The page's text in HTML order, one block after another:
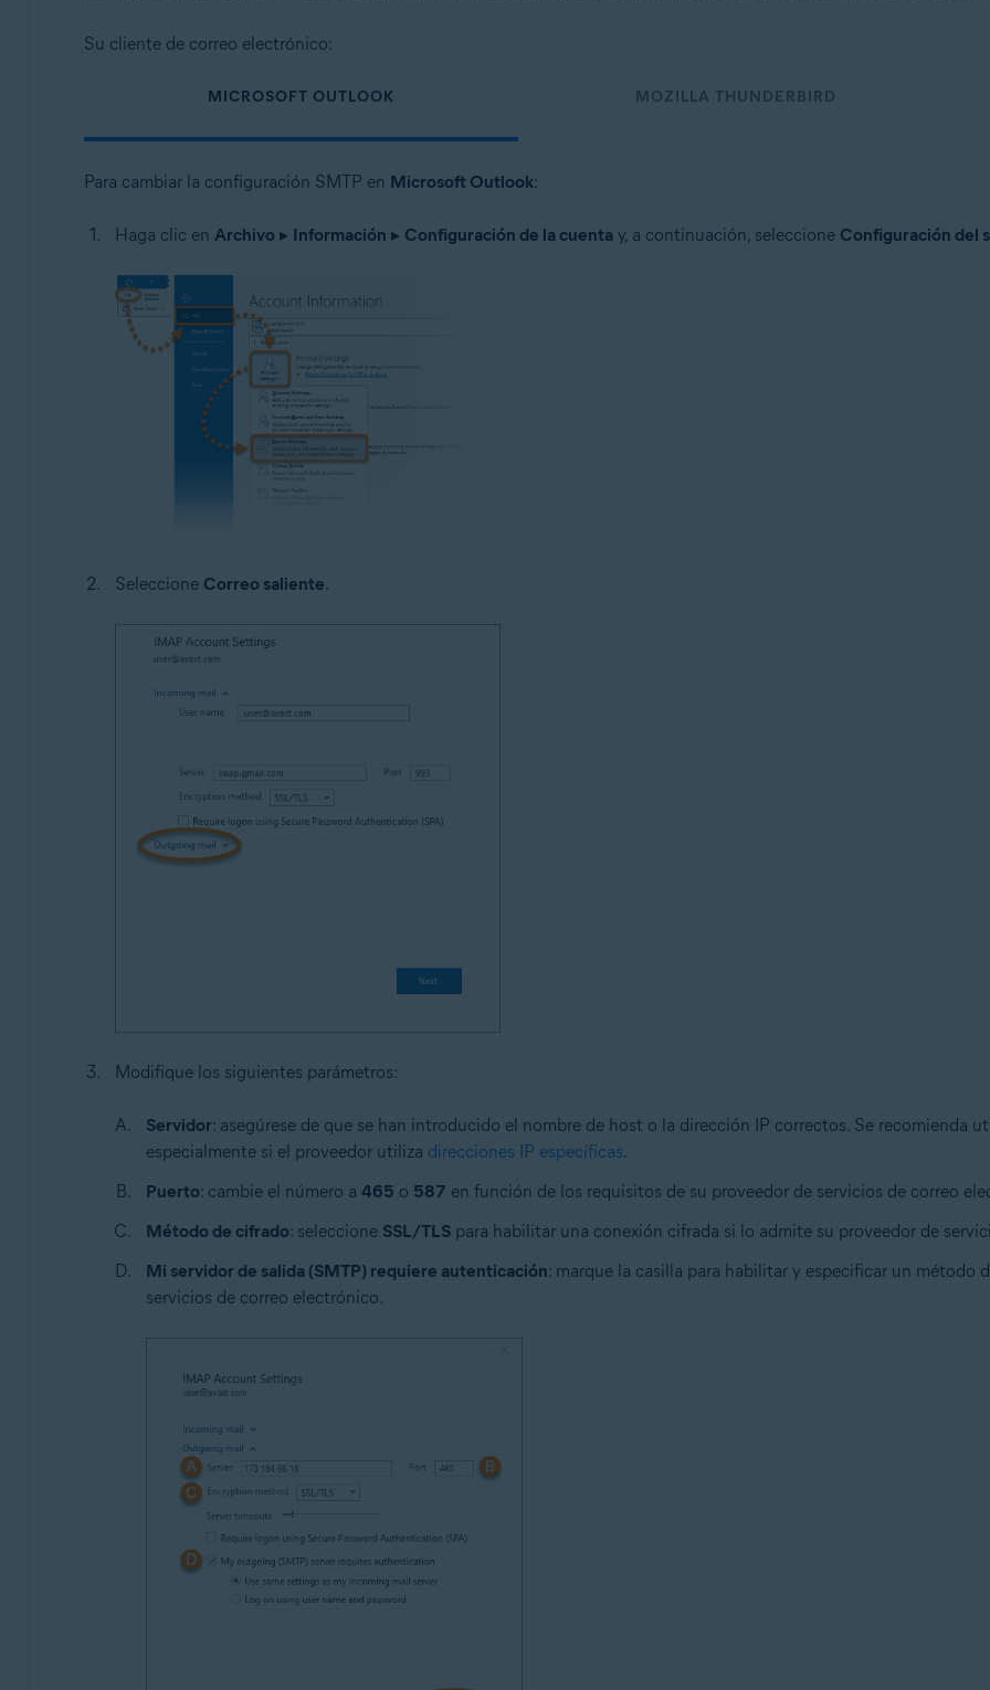
Su cliente de correo electrónico:
MICROSOFT OUTLOOK MOZILLA THUNDERBIRD
Para cambiar la configuración SMTP en Microsoft Outlook:
Haga clic en Archivo ▸ Información ▸ Configuración de la cuentay, a continuación, seleccione Configuración del
Seleccione Correo saliente.
Modifique los siguientes parámetros:
Servidor: asegúrese de que se han introducido el nombre de host o la dirección IP correctos. Se recomienda
especialmente si el proveedor utiliza direcciones IP específicas.
Puerto: cambie el número a 465 o 587 en función de los requisitos de su proveedor de servicios de correo
Método de cifrado: seleccione SSL/TLSpara habilitar una conexión cifrada si lo admite su proveedor de
Mi servidor de salida (SMTP) requiere autenticación: marque la casilla para habilitar y especificar un método
servicios de correo electrónico.